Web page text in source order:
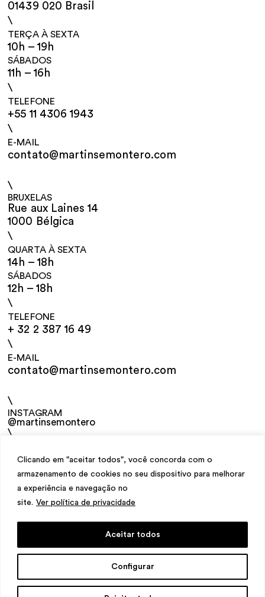
Clicando em "aceitar todos", você concorda com o
armazenamento de cookies no seu dispositivo para melhorar
a experiência e navegação no
site. Ver política de privacidade
Configurar
Aceitar todos
01439 020 Brasil
\
TERÇA À SEXTA
10h – 19h
SÁBADOS
11h – 16h
\
TELEFONE
+55 11 4306 1943
\
E-MAIL
contato@martinsemontero.com
\
BRUXELAS
Rue aux Laines 14
1000 Bélgica
\
QUARTA À SEXTA
14h – 18h
SÁBADOS
12h – 18h
\
TELEFONE
+ 32 2 387 16 49
\
E-MAIL
contato@martinsemontero.com
\
INSTAGRAM
@martinsemontero
\